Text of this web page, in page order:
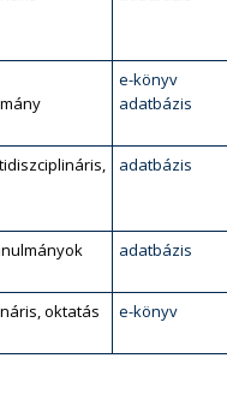
e-könyv
adatbázis
adatbázis
adatbázis
oktatás e-könyv